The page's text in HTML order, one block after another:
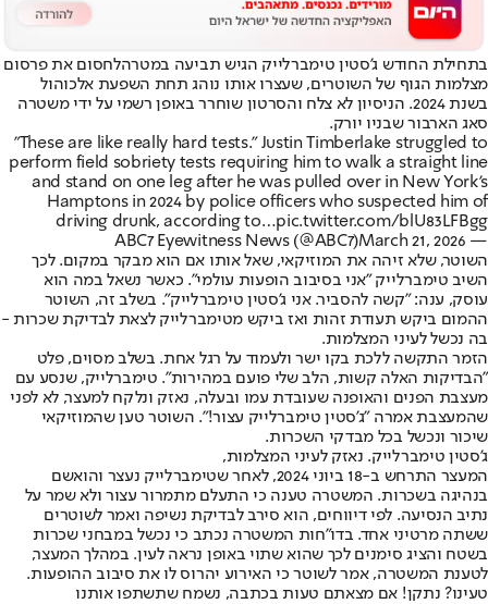
בתחילת החודש ג'סטין טימברלייק הגיש תביעה במטרהלחסום את פרסום
מצלמות הגוף של השוטרים, שעצרו אותו נוהג תחת השפעת אלכוהול
בשנת 2024. הניסיון לא צלח והסרטון שוחרר באופן רשמי על ידי משטרה
סאג הארבור שבניו יורק.
"These are like really hard tests." Justin Timberlake struggled to
perform field sobriety tests requiring him to walk a straight line
and stand on one leg after he was pulled over in New York's
Hamptons in 2024 by police officers who suspected him of
driving drunk, according to…pic.twitter.com/blU83LFBgg
— ABC7 Eyewitness News (@ABC7)
March 21, 2026
השוטר, שלא זיהה את המוזיקאי, שאל אותו אם הוא מבקר במקום. לכך
השיב טימברלייק "אני בסיבוב הופעות עולמי". כאשר נשאל במה הוא
עוסק, ענה: "קשה להסביר. אני ג'סטין טימברלייק". בשלב זה, השוטר
ההמום ביקש תעודת זהות ואז ביקש מטימברלייק לצאת לבדיקת שכרות -
בה נכשל לעיני המצלמות.
הזמר התקשה ללכת בקו ישר ולעמוד על רגל אחת. בשלב מסוים, פלט
"הבדיקות האלה קשות, הלב שלי פועם במהירות". טימברלייק, שנסע עם
מעצבת הפנים והאופנה שעובדת עמו ובעלה, נאזק ונלקח למעצר, לא לפני
שהמעצבת אמרה "ג'סטין טימברלייק עצור!". השוטר טען שהמוזיקאי
שיכור ונכשל בכל מבדקי השכרות.
ג'סטין טימברלייק. נאזק לעיני המצלמות,
המעצר התרחש ב-18 ביוני 2024, לאחר שטימברלייק נעצר והואשם
בנהיגה בשכרות. המשטרה טענה כי התעלם מתמרור עצור ולא שמר על
נתיב הנסיעה. לפי דיווחים, הוא סירב לבדיקת נשיפה ואמר לשוטרים
ששתה מרטיני אחד. בדו"חות המשטרה נכתב כי נכשל במבחני שכרות
בשטח והציג סימנים לכך שהוא שתוי באופן נראה לעין. במהלך המעצר,
לטענת המשטרה, אמר לשוטר כי האירוע יהרוס לו את סיבוב ההופעות.
טעינו? נתקן! אם מצאתם טעות בכתבה, נשמח שתשתפו אותנו